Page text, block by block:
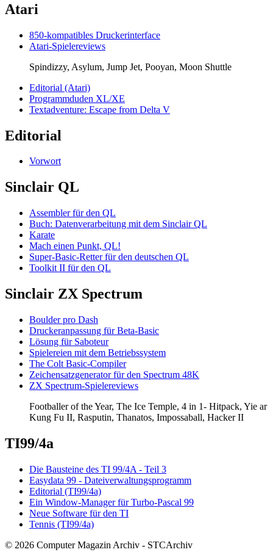
Atari
850-kompatibles Druckerinterface
Atari-Spielereviews
Spindizzy, Asylum, Jump Jet, Pooyan, Moon Shuttle
Editorial (Atari)
Programmduden XL/XE
Textadventure: Escape from Delta V
Editorial
Vorwort
Sinclair QL
Assembler für den QL
Buch: Datenverarbeitung mit dem Sinclair QL
Karate
Mach einen Punkt, QL!
Super-Basic-Retter für den deutschen QL
Toolkit II für den QL
Sinclair ZX Spectrum
Boulder pro Dash
Druckeranpassung für Beta-Basic
Lösung für Saboteur
Spielereien mit dem Betriebssystem
The Colt Basic-Compiler
Zeichensatzgenerator für den Spectrum 48K
ZX Spectrum-Spielereviews
Footballer of the Year, The Ice Temple, 4 in 1- Hitpack, Yie ar
Kung Fu II, Rasputin, Thanatos, Impossaball, Hacker II
TI99/4a
Die Bausteine des TI 99/4A - Teil 3
Easydata 99 - Dateiverwaltungsprogramm
Editorial (TI99/4a)
Ein Window-Manager für Turbo-Pascal 99
Neue Software für den TI
Tennis (TI99/4a)
© 2026 Computer Magazin Archiv - STCArchiv